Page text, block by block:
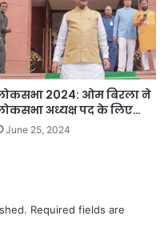
2024: ओम बिरला ने
अध्यक्ष पद के लिए…
June 25, 2024
Required fields are